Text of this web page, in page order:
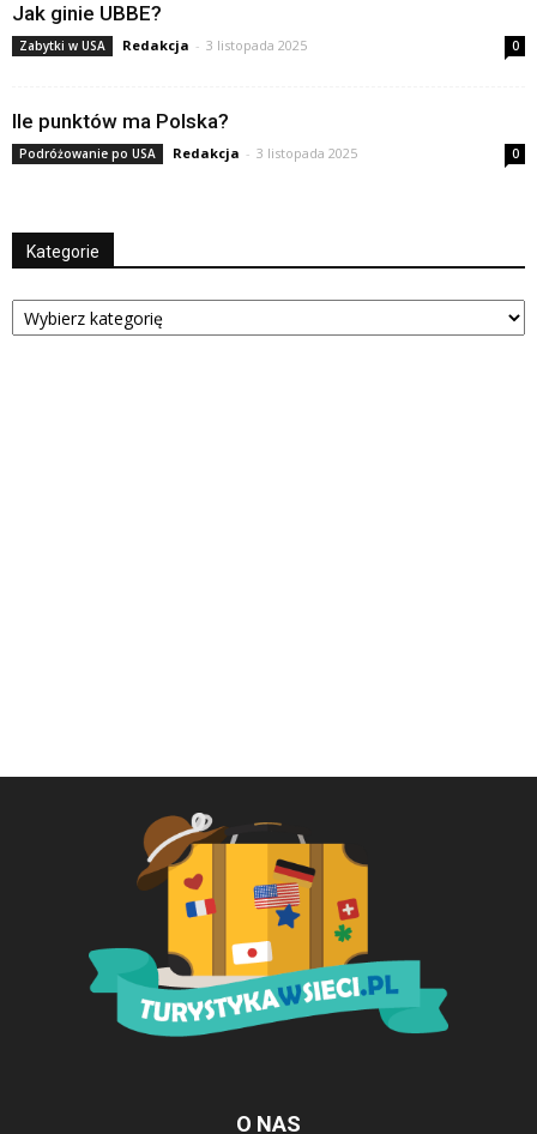
Jak ginie UBBE?
Zabytki w USA Redakcja - 3 listopada 2025 0
Ile punktów ma Polska?
Podróżowanie po USA Redakcja - 3 listopada 2025 0
Kategorie
Kategorie
O NAS